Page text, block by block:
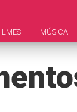
MÚSICA